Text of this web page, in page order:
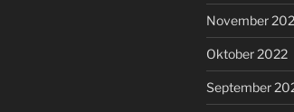
November
Oktober 2022
September